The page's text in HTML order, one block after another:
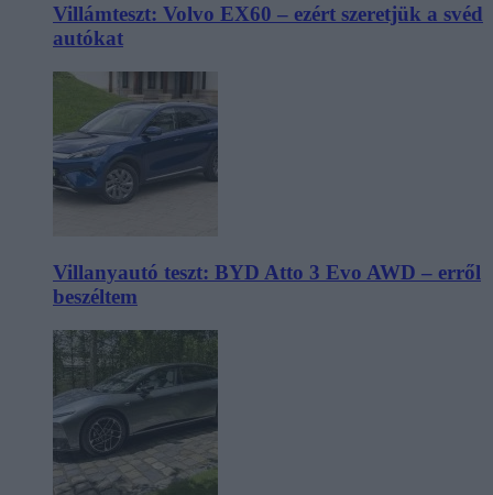
Villámteszt: Volvo EX60 – ezért szeretjük a svéd
autókat
Villanyautó teszt: BYD Atto 3 Evo AWD – erről
beszéltem